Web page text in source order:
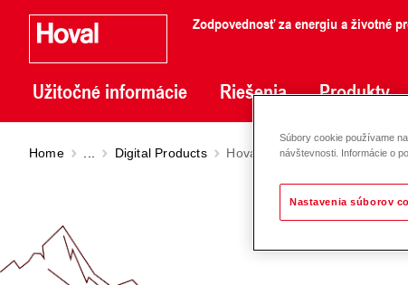
Zodpovednosť za energiu a životné
Užitočné informácie Riešenia Produkty
Home Digital Products HovalSupervisor cloud
Súbory cookie používame
návštevnosti. Informácie o
Nastavenia súborov